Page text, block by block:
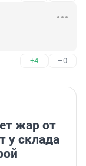
+4 –0
жар от
у склада